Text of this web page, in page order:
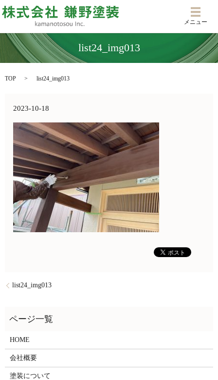
メニ
メニュー
list24_img013
TOP list24_img013
2023-10-18
list24_img013
HOME
会社概要
塗装について